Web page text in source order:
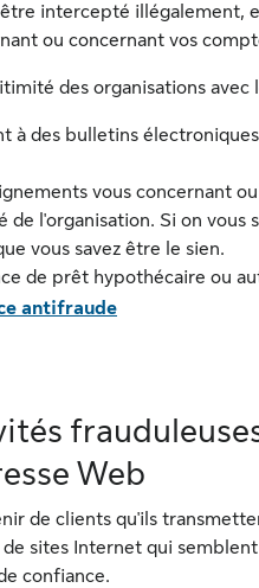
intercepté illégalement,
ou concernant vos
des organisations avec
à des bulletins
vous concernant
de l'organisation. Si on
vous savez être le sien.
de prêt hypothécaire ou
antifraude
Web
de clients qu'ils
sites Internet qui
confiance.